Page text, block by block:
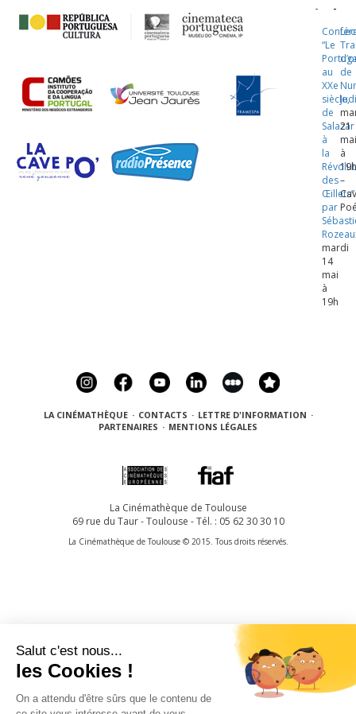
“Le
au
XXe
siècle,
de
Salazar
à
la
des
Œillets”
par
mardi
14
mai
à
19h
de
21
à
–
LA CINÉMATHÈQUE · CONTACTS · LETTRE D'INFORMATION ·
PARTENAIRES · MENTIONS LÉGALES
La Cinémathèque de Toulouse
69 rue du Taur - Toulouse - Tél. : 05 62 30 30 10
La Cinémathèque de Toulouse © 2015. Tous droits réservés.